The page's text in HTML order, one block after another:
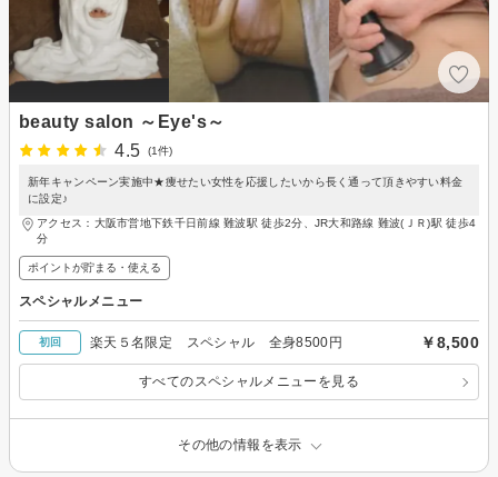
beauty salon ～Eye's～
4.5
(1件)
新年キャンペーン実施中★痩せたい女性を応援したいから長く通って頂きやすい料金
に設定♪
アクセス：大阪市営地下鉄千日前線 難波駅 徒歩2分、JR大和路線 難波(ＪＲ)駅 徒歩4
分
ポイントが貯まる・使える
スペシャルメニュー
初回 楽天５名限定 スペシャル 全身8500円 ￥8,500
すべてのスペシャルメニューを見る
その他の情報を表示